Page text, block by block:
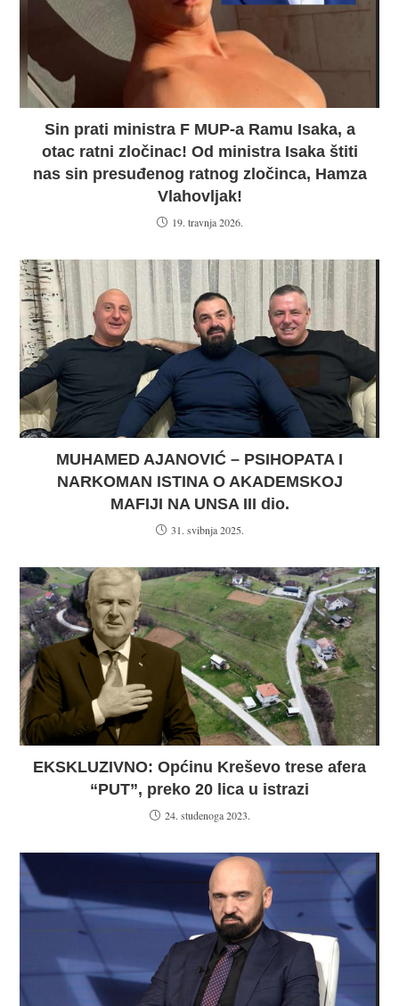
Sin prati ministra F MUP-a Ramu Isaka, a
otac ratni zločinac! Od ministra Isaka štiti
nas sin presuđenog ratnog zločinca, Hamza
Vlahovljak!
19. travnja 2026.
MUHAMED AJANOVIĆ – PSIHOPATA I
NARKOMAN ISTINA O AKADEMSKOJ
MAFIJI NA UNSA III dio.
31. svibnja 2025.
EKSKLUZIVNO: Općinu Kreševo trese afera
“PUT”, preko 20 lica u istrazi
24. studenoga 2023.